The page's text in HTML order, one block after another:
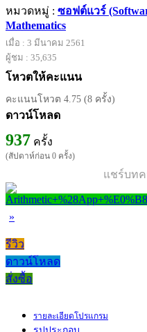
หมวดหมู่ : ซอฟต์แวร์
Mathematics
เมื่อ : 3 มีนาคม 2561
ผู้ชม : 35,635
โหวตให้คะแนน
คะแนนโหวต 4.75 (8 ครั้ง)
ดาวน์โหลด
937 ครั้ง
(สัปดาห์ก่อน 0 ครั้ง)
แชร์บท
»
รีวิว
ดาวน์โหลด
สั่งซื้อ
รายละเอียดโปรแกรม